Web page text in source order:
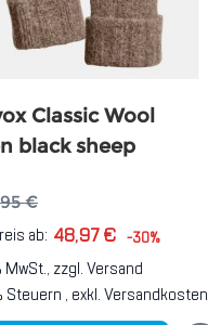
Classic Wool
black sheep
€
ab: 48,97 € -30%
MwSt., zzgl.Versand
Steuern , exkl.Versandkosten